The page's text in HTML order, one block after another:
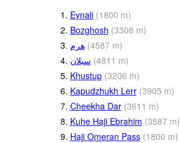
1. Eynali (1800 m)
2. Bozghosh (3308 m)
3. هرم (4587 m)
4. سبلان (4811 m)
5. Khustup (3206 m)
6. Kapudzhukh Lerr (3905 m)
7. Cheekha Dar (3611 m)
8. Kuhe Haji Ebrahim (3587 m)
9. Haji Omeran Pass (1800 m)